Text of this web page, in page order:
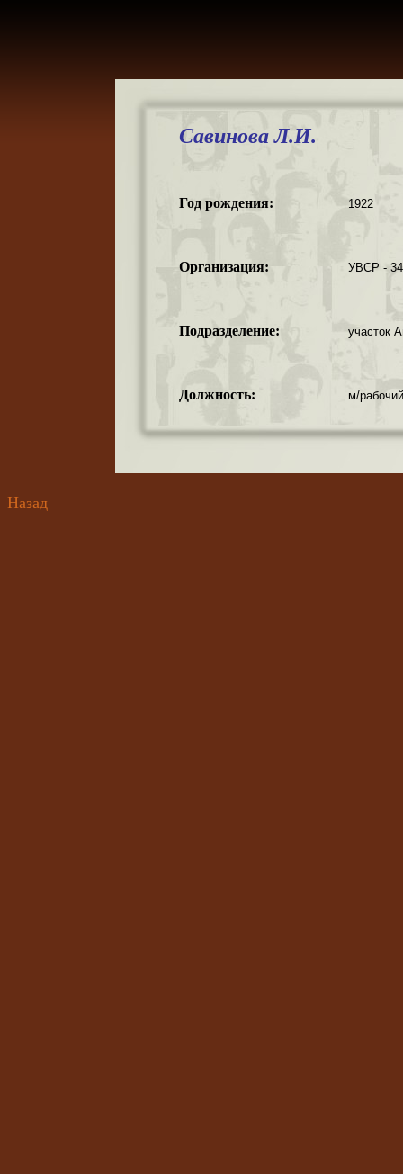
Савинова Л.И.
Год рождения: 1922
Организация: УВСР -
Подразделение: участок
Должность: м/
Назад